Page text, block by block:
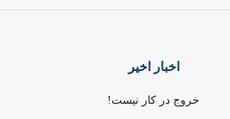
اخبار اخیر
خروج در کار نیست!